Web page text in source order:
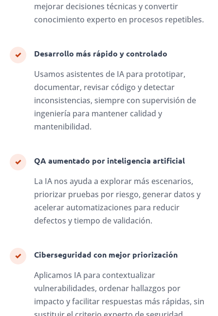
mejorar decisiones técnicas y convertir
conocimiento experto en procesos repetibles.
✓ Desarrollo más rápido y controlado
Usamos asistentes de IA para prototipar,
documentar, revisar código y detectar
inconsistencias, siempre con supervisión de
ingeniería para mantener calidad y
mantenibilidad.
✓ QA aumentado por inteligencia artificial
La IA nos ayuda a explorar más escenarios,
priorizar pruebas por riesgo, generar datos y
acelerar automatizaciones para reducir
defectos y tiempo de validación.
✓ Ciberseguridad con mejor priorización
Aplicamos IA para contextualizar
vulnerabilidades, ordenar hallazgos por
impacto y facilitar respuestas más rápidas, sin